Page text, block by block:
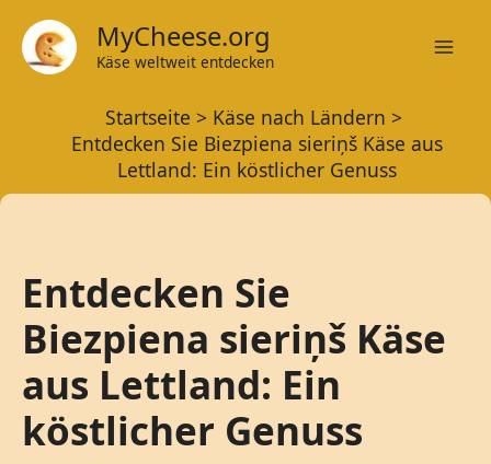
Inhalt
springen
MyCheese.org
Käse weltweit entdecken
Startseite
Käse nach Ländern
Entdecken Sie Biezpiena sieriņš Käse aus
Lettland: Ein köstlicher Genuss
Entdecken Sie
Biezpiena sieriņš Käse
aus Lettland: Ein
köstlicher Genuss